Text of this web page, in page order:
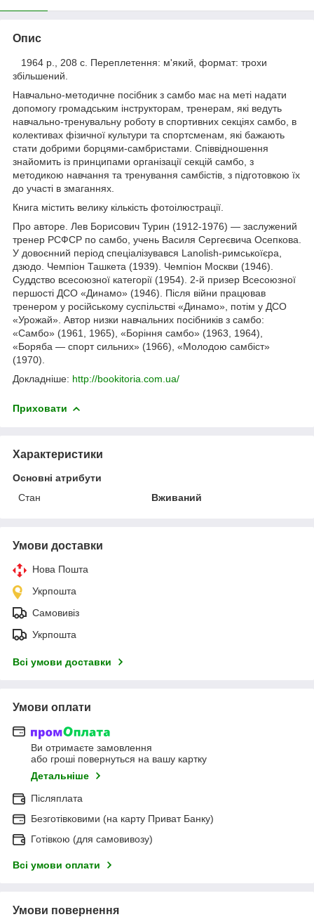
Опис
1964 р., 208 с. Переплетення: м'який, формат: трохи
збільшений.
Навчально-методичне посібник з самбо має на меті надати
допомогу громадським інструкторам, тренерам, які ведуть
навчально-тренувальну роботу в спортивних секціях самбо, в
колективах фізичної культури та спортсменам, які бажають
стати добрими борцями-самбристами. Співвідношення
знайомить із принципами організації секцій самбо, з
методикою навчання та тренування самбістів, з підготовкою їх
до участі в змаганнях.
Книга містить велику кількість фотоілюстрації.
Про авторе. Лев Борисович Турин (1912-1976) — заслужений
тренер РСФСР по самбо, учень Василя Сергеєвича Осепкова.
У довоєнний період спеціалізувався Lanolish-римськоїєра,
дзюдо. Чемпіон Ташкета (1939). Чемпіон Москви (1946).
Суддство всесоюзної категорії (1954). 2-й призер Всесоюзної
першості ДСО «Динамо» (1946). Після війни працював
тренером у російському суспільстві «Динамо», потім у ДСО
«Урожай». Автор низки навчальних посібників з самбо:
«Самбо» (1961, 1965), «Боріння самбо» (1963, 1964),
«Боряба — спорт сильних» (1966), «Молодою самбіст»
(1970).
Докладніше: http://bookitoria.com.ua/
Приховати
Характеристики
Основні атрибути
Стан
Вживаний
Умови доставки
Нова Пошта
Укрпошта
Самовивіз
Укрпошта
Всі умови доставки
Умови оплати
Ви отримаєте замовлення
або гроші повернуться на вашу картку
Детальніше
Післяплата
Безготівковими (на карту Приват Банку)
Готівкою (для самовивозу)
Всі умови оплати
Умови повернення